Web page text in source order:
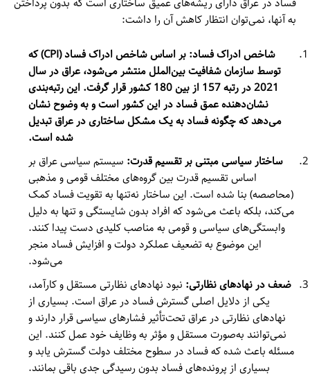
به آنها، نمی‌توان انتظار کاهش آن را داشت:
شاخص ادراک فساد: بر اساس شاخص ادراک فساد (CPI) که
توسط سازمان شفافیت بین‌الملل منتشر می‌شود، عراق در سال
2021 در رتبه 157 از بین 180 کشور قرار گرفت. این رتبه‌بندی
نشان‌دهنده عمق فساد در این کشور است و به وضوح نشان
می‌دهد که چگونه فساد به یک مشکل ساختاری در عراق تبدیل
شده است.
ساختار سیاسی مبتنی بر تقسیم قدرت: سیستم سیاسی عراق بر
اساس تقسیم قدرت بین گروه‌های مختلف قومی و مذهبی
(محاصصه) بنا شده است. این ساختار نه‌تنها به تقویت فساد کمک
می‌کند، بلکه باعث می‌شود که افراد بدون شایستگی و تنها به دلیل
وابستگی‌های سیاسی و قومی به مناصب کلیدی دست پیدا کنند.
این موضوع به تضعیف عملکرد دولت و افزایش فساد منجر
می‌شود.
ضعف در نهادهای نظارتی: نبود نهادهای نظارتی مستقل و کارآمد،
یکی از دلایل اصلی گسترش فساد در عراق است. بسیاری از
نهادهای نظارتی در عراق تحت‌تأثیر فشارهای سیاسی قرار دارند و
نمی‌توانند به‌صورت مستقل و مؤثر به وظایف خود عمل کنند. این
مسئله باعث شده که فساد در سطوح مختلف دولت گسترش یابد و
بسیاری از پرونده‌های فساد بدون رسیدگی جدی باقی بمانند.